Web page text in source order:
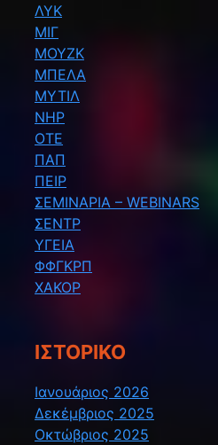
ΛΥΚ
ΜΙΓ
ΜΟΥΖΚ
ΜΠΕΛΑ
ΜΥΤΙΛ
ΝΗΡ
ΟΤΕ
ΠΑΠ
ΠΕΙΡ
ΣΕΜΙΝΑΡΙΑ – WEBINARS
ΣΕΝΤΡ
ΥΓΕΙΑ
ΦΦΓΚΡΠ
ΧΑΚΟΡ
ΙΣΤΟΡΙΚΌ
Ιανουάριος 2026
Δεκέμβριος 2025
Οκτώβριος 2025